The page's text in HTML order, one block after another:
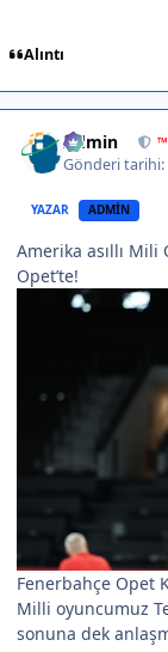
Alıntı
Admin
Gönderi tarihi:
YAZAR ADMIN
Amerika asıllı Mili
Opet’te!
Fenerbahçe Opet
Milli oyuncumuz
sonuna dek